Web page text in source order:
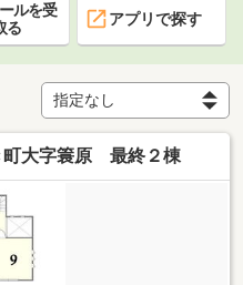
ルを受
る
アプリで探す
町大字簑原 最終２棟